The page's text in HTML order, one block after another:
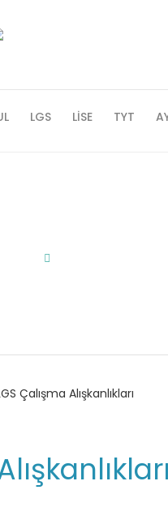
LGS LISE TYT
Çalışma Alışkanlıkları